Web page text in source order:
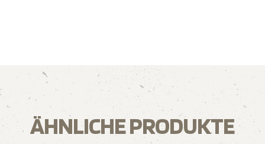
ÄHNLICHE PRODUKTE